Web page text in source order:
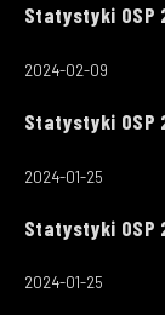
Statystyki OSP
2024-02-09
Statystyki OSP
2024-01-25
Statystyki OSP
2024-01-25